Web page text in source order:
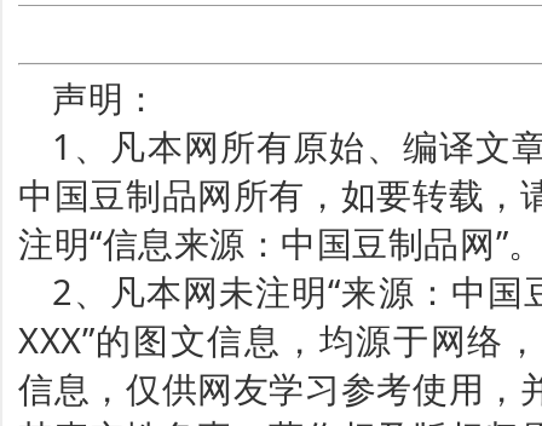
声明：
1、凡本网所有原始、编译文
中国豆制品网所有，如要转载，
注明“信息来源：中国豆制品网”
2、凡本网未注明“来源：中国
XXX”的图文信息，均源于网络
信息，仅供网友学习参考使用，